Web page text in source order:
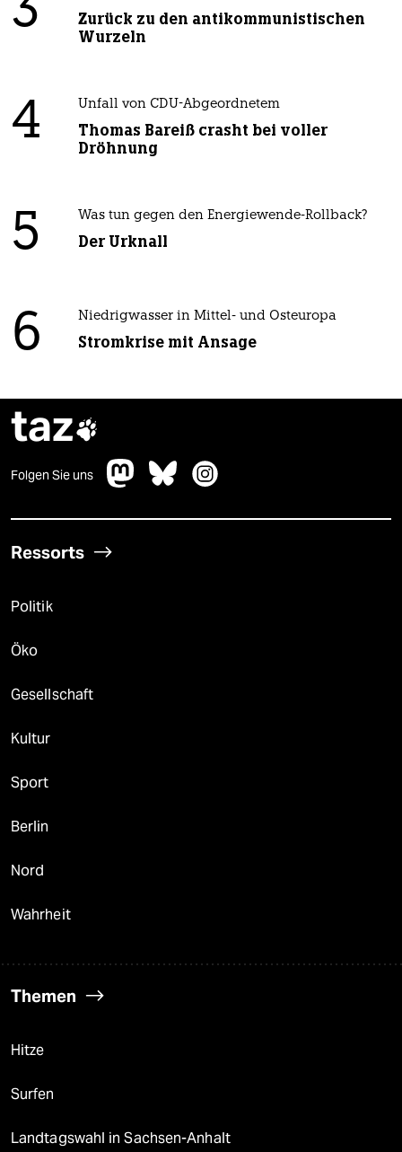
3
Zurück zu den antikommunistischen
Wurzeln
4 Unfall von CDU-Abgeordnetem
Thomas Bareiß crasht bei voller
Dröhnung
5 Was tun gegen den Energiewende-Rollback?
Der Urknall
6 Niedrigwasser in Mittel- und Osteuropa
Stromkrise mit Ansage
taz
Folgen Sie uns
Ressorts
Politik
Öko
Gesellschaft
Kultur
Sport
Berlin
Nord
Wahrheit
Themen
Hitze
Surfen
Landtagswahl in Sachsen-Anhalt